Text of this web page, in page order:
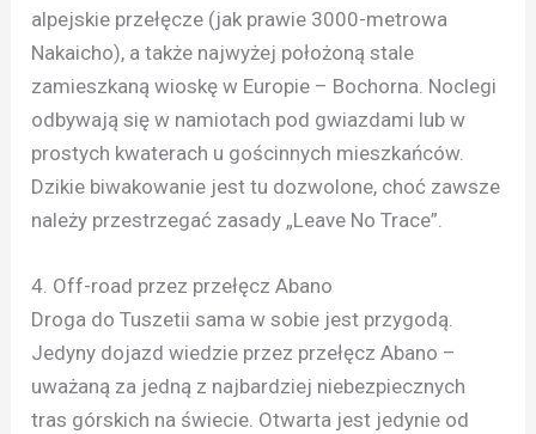
alpejskie przełęcze (jak prawie 3000-metrowa
Nakaicho), a także najwyżej położoną stale
zamieszkaną wioskę w Europie – Bochorna. Noclegi
odbywają się w namiotach pod gwiazdami lub w
prostych kwaterach u gościnnych mieszkańców.
Dzikie biwakowanie jest tu dozwolone, choć zawsze
należy przestrzegać zasady „Leave No Trace”.
4. Off-road przez przełęcz Abano
Droga do Tuszetii sama w sobie jest przygodą.
Jedyny dojazd wiedzie przez przełęcz Abano –
uważaną za jedną z najbardziej niebezpiecznych
tras górskich na świecie. Otwarta jest jedynie od